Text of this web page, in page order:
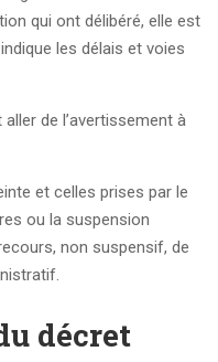
qui ont délibéré, elle est
les délais et voies
de l’avertissement à
et celles prises par le
ou la suspension
non suspensif, de
décret